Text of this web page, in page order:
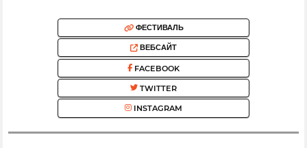
ФЕСТИВАЛЬ
ВЕБСАЙТ
FACEBOOK
TWITTER
INSTAGRAM